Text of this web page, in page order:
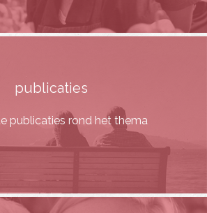
publicaties
publicaties rond het thema